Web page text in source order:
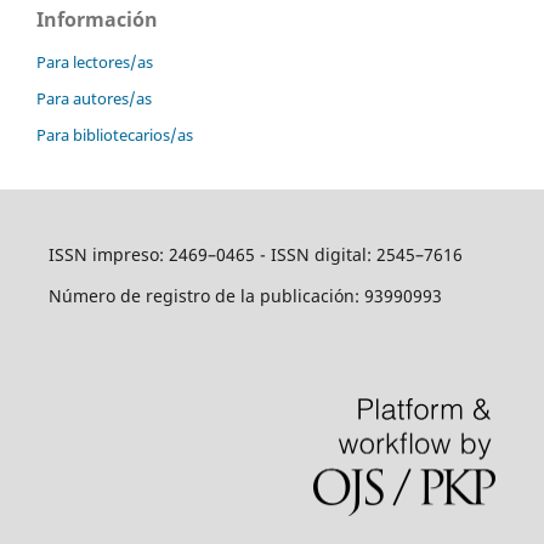
Información
Para lectores/as
Para autores/as
Para bibliotecarios/as
ISSN impreso: 2469–0465 - ISSN digital: 2545–7616
Número de registro de la publicación: 93990993